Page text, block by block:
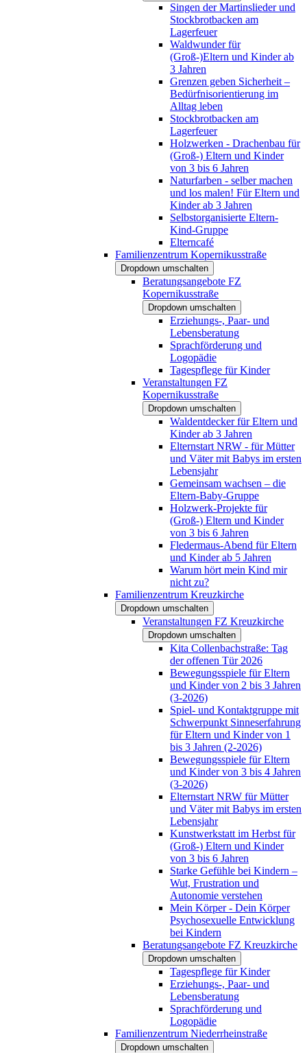
Singen der Martinslieder und
Stockbrotbacken am
Lagerfeuer
Waldwunder für
(Groß-)Eltern und Kinder ab
3 Jahren
Grenzen geben Sicherheit –
Bedürfnisorientierung im
Alltag leben
Stockbrotbacken am
Lagerfeuer
Holzwerken - Drachenbau für
(Groß-) Eltern und Kinder
von 3 bis 6 Jahren
Naturfarben - selber machen
und los malen! Für Eltern und
Kinder ab 3 Jahren
Selbstorganisierte Eltern-
Kind-Gruppe
Elterncafé
Familienzentrum Kopernikusstraße
Dropdown umschalten
Beratungsangebote FZ
Kopernikusstraße
Dropdown umschalten
Erziehungs-, Paar- und
Lebensberatung
Sprachförderung und
Logopädie
Tagespflege für Kinder
Veranstaltungen FZ
Kopernikusstraße
Dropdown umschalten
Waldentdecker für Eltern und
Kinder ab 3 Jahren
Elternstart NRW - für Mütter
und Väter mit Babys im ersten
Lebensjahr
Gemeinsam wachsen – die
Eltern-Baby-Gruppe
Holzwerk-Projekte für
(Groß-) Eltern und Kinder
von 3 bis 6 Jahren
Fledermaus-Abend für Eltern
und Kinder ab 5 Jahren
Warum hört mein Kind mir
nicht zu?
Familienzentrum Kreuzkirche
Dropdown umschalten
Veranstaltungen FZ Kreuzkirche
Dropdown umschalten
Kita Collenbachstraße: Tag
der offenen Tür 2026
Bewegungsspiele für Eltern
und Kinder von 2 bis 3 Jahren
(3-2026)
Spiel- und Kontaktgruppe mit
Schwerpunkt Sinneserfahrung
für Eltern und Kinder von 1
bis 3 Jahren (2-2026)
Bewegungsspiele für Eltern
und Kinder von 3 bis 4 Jahren
(3-2026)
Elternstart NRW für Mütter
und Väter mit Babys im ersten
Lebensjahr
Kunstwerkstatt im Herbst für
(Groß-) Eltern und Kinder
von 3 bis 6 Jahren
Starke Gefühle bei Kindern –
Wut, Frustration und
Autonomie verstehen
Mein Körper - Dein Körper
Psychosexuelle Entwicklung
bei Kindern
Beratungsangebote FZ Kreuzkirche
Dropdown umschalten
Tagespflege für Kinder
Erziehungs-, Paar- und
Lebensberatung
Sprachförderung und
Logopädie
Familienzentrum Niederrheinstraße
Dropdown umschalten